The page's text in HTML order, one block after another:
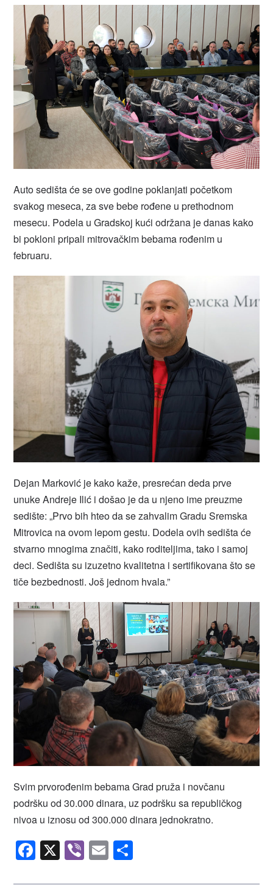
Auto sedišta će se ove godine poklanjati početkom
svakog meseca, za sve bebe rođene u prethodnom
mesecu. Podela u Gradskoj kući održana je danas kako
bi pokloni pripali mitrovačkim bebama rođenim u
februaru.
Dejan Marković je kako kaže, presrećan deda prve
unuke Andreje Ilić i došao je da u njeno ime preuzme
sedište: „Prvo bih hteo da se zahvalim Gradu Sremska
Mitrovica na ovom lepom gestu. Dodela ovih sedišta će
stvarno mnogima značiti, kako roditeljima, tako i samoj
deci. Sedišta su izuzetno kvalitetna i sertifikovana što se
tiče bezbednosti. Još jednom hvala.”
Svim prvorođenim bebama Grad pruža i novčanu
podršku od 30.000 dinara, uz podršku sa republičkog
nivoa u iznosu od 300.000 dinara jednokratno.
Facebook
X ViberEmail